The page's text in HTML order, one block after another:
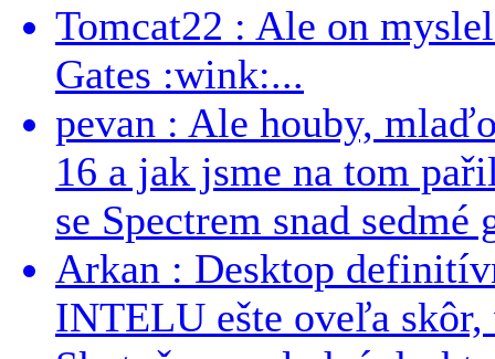
Tomcat22 : Ale on
Gates :wink:...
pevan : Ale houby,
16 a jak jsme na tom
se Spectrem snad sedmé
Arkan : Desktop
INTELU ešte oveľa